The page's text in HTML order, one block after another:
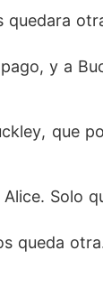
quedara
y a
que
Solo
queda